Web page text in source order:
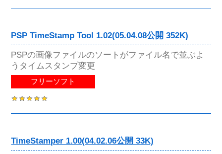
PSP TimeStamp Tool 1.02(05.04.08公開 352K)
PSPの画像ファイルのソートがファイル名で並ぶよ
うタイムスタンプ変更
フリーソフト
TimeStamper 1.00(04.02.06公開 33K)